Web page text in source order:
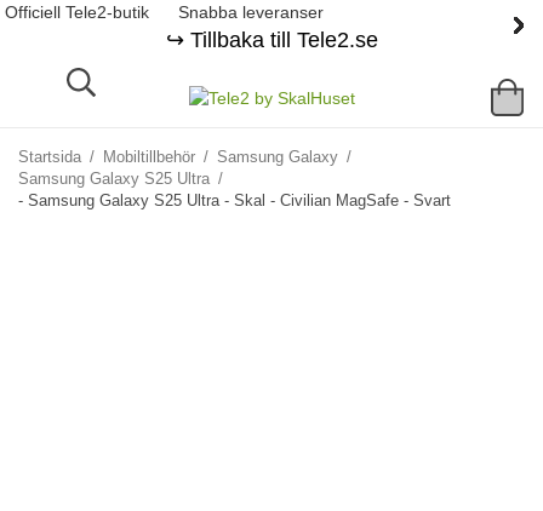
Officiell Tele2-butik Snabba leveranser
↪️ Tillbaka till Tele2.se
Startsida / Mobiltillbehör / Samsung Galaxy /
Samsung Galaxy S25 Ultra /
- Samsung Galaxy S25 Ultra - Skal - Civilian MagSafe - Svart